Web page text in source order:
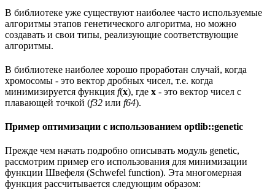
В библиотеке уже существуют наиболее часто используемые
алгоритмы этапов генетического алгоритма, но можно
создавать и свои типы, реализующие соответствующие
алгоритмы.
В библиотеке наиболее хорошо проработан случай, когда
хромосомы - это вектор дробных чисел, т.е. когда
минимизируется функция f(x), где x - это вектор чисел с
плавающей точкой (f32 или f64).
Пример оптимизации с использованием optlib::genetic
Прежде чем начать подробно описывать модуль genetic,
рассмотрим пример его использования для минимизации
функции Швефеля (Schwefel function). Эта многомерная
функция рассчитывается следующим образом: